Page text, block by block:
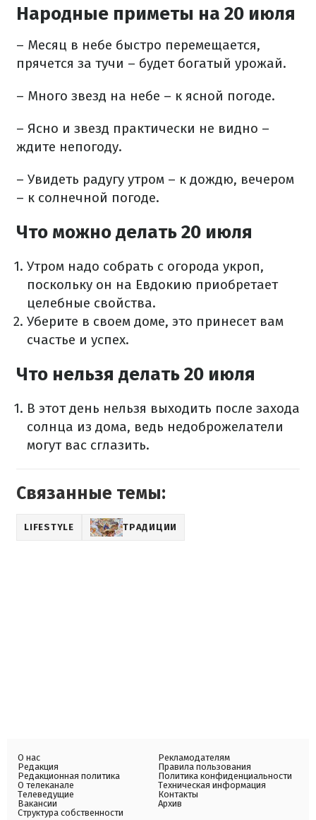
Народные приметы на 20 июля
– Месяц в небе быстро перемещается,
прячется за тучи – будет богатый урожай.
– Много звезд на небе – к ясной погоде.
– Ясно и звезд практически не видно –
ждите непогоду.
– Увидеть радугу утром – к дождю, вечером
– к солнечной погоде.
Что можно делать 20 июля
Утром надо собрать с огорода укроп,
поскольку он на Евдокию приобретает
целебные свойства.
Уберите в своем доме, это принесет вам
счастье и успех.
Что нельзя делать 20 июля
В этот день нельзя выходить после захода
солнца из дома, ведь недоброжелатели
могут вас сглазить.
Связанные темы:
LIFESTYLE ТРАДИЦИИ
О нас
Редакция
Редакционная политика
О телеканале
Телеведущие
Вакансии
Структура собственности
Рекламодателям
Правила пользования
Политика конфиденциальности
Техническая информация
Контакты
Архив